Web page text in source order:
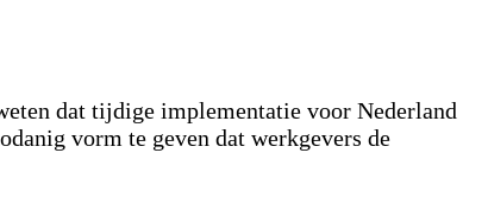
dat tijdige implementatie voor Nederland
vorm te geven dat werkgevers de